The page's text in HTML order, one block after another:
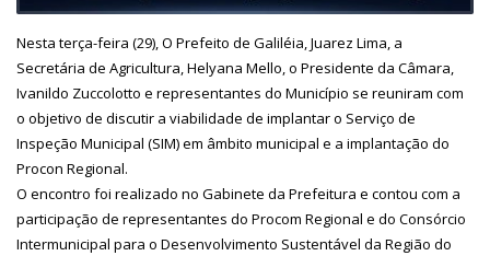
Nesta terça-feira (29), O Prefeito de Galiléia, Juarez Lima, a
Secretária de Agricultura, Helyana Mello, o Presidente da Câmara,
Ivanildo Zuccolotto e representantes do Município se reuniram com
o objetivo de discutir a viabilidade de implantar o Serviço de
Inspeção Municipal (SIM) em âmbito municipal e a implantação do
Procon Regional.
O encontro foi realizado no Gabinete da Prefeitura e contou com a
participação de representantes do Procom Regional e do Consórcio
Intermunicipal para o Desenvolvimento Sustentável da Região do